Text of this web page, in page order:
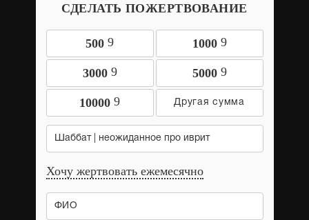
СДЕЛАТЬ ПОЖЕРТВОВАНИЕ
500 9 1000 9
3000 9 5000 9
10000 9
Шаббат | неожиданное про иврит
Хочу жертвовать ежемесячно